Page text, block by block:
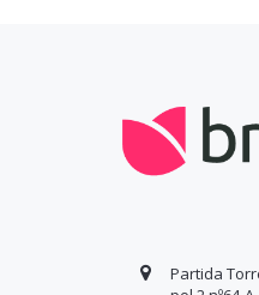
Partida